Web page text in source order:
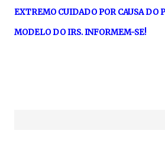
EXTREMO CUIDADO POR CAUSA DO
MODELO DO IRS. INFORMEM-SE!